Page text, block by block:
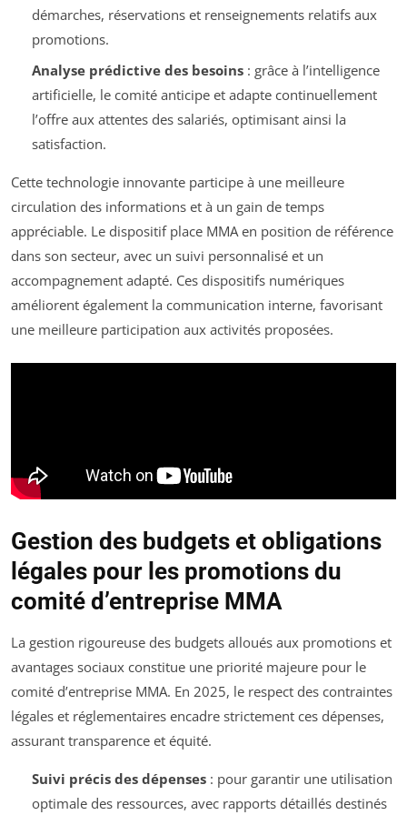
démarches, réservations et renseignements relatifs aux
promotions.
Analyse prédictive des besoins: grâce à l’intelligence
artificielle, le comité anticipe et adapte continuellement
l’offre aux attentes des salariés, optimisant ainsi la
satisfaction.
Cette technologie innovante participe à une meilleure
circulation des informations et à un gain de temps
appréciable. Le dispositif place MMA en position de référence
dans son secteur, avec un suivi personnalisé et un
accompagnement adapté. Ces dispositifs numériques
améliorent également la communication interne, favorisant
une meilleure participation aux activités proposées.
Gestion des budgets et obligations
légales pour les promotions du
comité d’entreprise MMA
La gestion rigoureuse des budgets alloués aux promotions et
avantages sociaux constitue une priorité majeure pour le
comité d’entreprise MMA. En 2025, le respect des contraintes
légales et réglementaires encadre strictement ces dépenses,
assurant transparence et équité.
Suivi précis des dépenses: pour garantir une utilisation
optimale des ressources, avec rapports détaillés destinés